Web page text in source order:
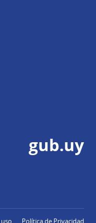
gub.uy
Política de Privacidad